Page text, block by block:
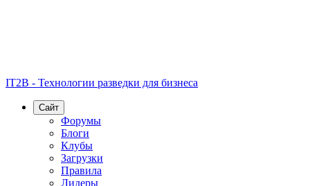
IT2B - Технологии разведки для бизнеса
Сайт
Форумы
Блоги
Клубы
Загрузки
Правила
Лидеры